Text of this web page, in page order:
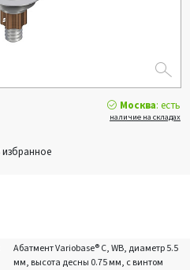
Абатмент Variobase® C, WB, диаметр 5.5
мм, высота десны 0.75 мм, с винтом
Москва: есть
наличие на складах